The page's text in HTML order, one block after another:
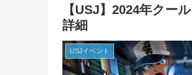
【USJ】2024年クー
詳細
USJイベント